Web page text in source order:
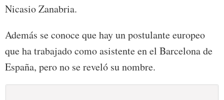
Nicasio Zanabria.
Además se conoce que hay un postulante europeo
que ha trabajado como asistente en el Barcelona de
España, pero no se reveló su nombre.